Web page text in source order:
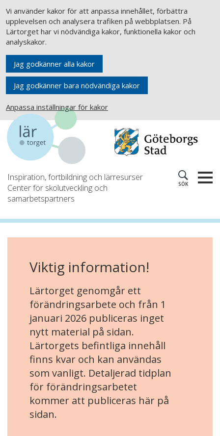
Vi använder kakor för att anpassa innehållet, förbättra
upplevelsen och analysera trafiken på webbplatsen. På
Lärtorget har vi nödvändiga kakor, funktionella kakor och
analyskakor.
Jag godkänner alla kakor
Jag godkänner bara nödvändiga kakor
Anpassa inställningar för kakor
Inspiration, fortbildning och lärresurser
Center för skolutveckling och
samarbetspartners
SÖK
Viktig information!
Lärtorget genomgår ett
förändringsarbete och från 1
januari 2026 publiceras inget
nytt material på sidan.
Lärtorgets befintliga innehåll
finns kvar och kan användas
som vanligt. Detaljerad tidplan
för förändringsarbetet
kommer att publiceras här på
sidan.